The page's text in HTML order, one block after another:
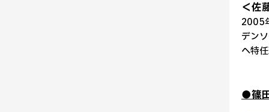
＜佐
2005
デン
へ特
●篠